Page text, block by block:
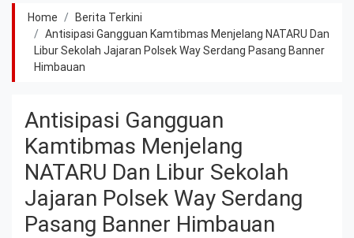
Home
Berita Terkini
Antisipasi Gangguan Kamtibmas Menjelang NATARU Dan
Libur Sekolah Jajaran Polsek Way Serdang Pasang Banner
Himbauan
Antisipasi Gangguan
Kamtibmas Menjelang
NATARU Dan Libur Sekolah
Jajaran Polsek Way Serdang
Pasang Banner Himbauan